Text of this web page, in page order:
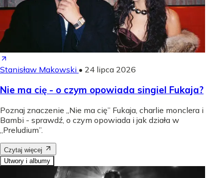
Stanisław Makowski • 24 lipca 2026
Nie ma cię - o czym opowiada singiel Fukaja?
Poznaj znaczenie „Nie ma cię” Fukaja, charlie monclera i
Bambi - sprawdź, o czym opowiada i jak działa w
„Preludium”.
Czytaj więcej
Utwory i albumy